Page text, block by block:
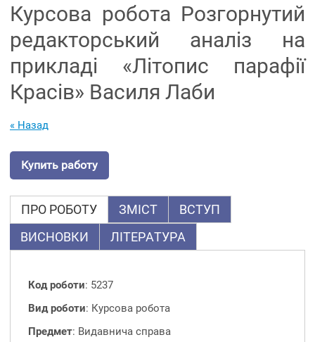
Курсова робота Розгорнутий
редакторський аналіз на
прикладі «Літопис парафії
Красів» Василя Лаби
« Назад
Купить работу
ПРО РОБОТУ ЗМІСТ
ВСТУП
ВИСНОВКИ
ЛІТЕРАТУРА
Код роботи: 5237
Вид роботи: Курсова робота
Предмет: Видавнича справа